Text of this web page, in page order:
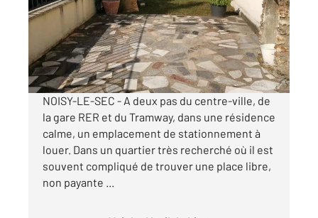
Parking à louer
60 €
par mois charges comprises
NOISY-LE-SEC - A deux pas du centre-ville, de
la gare RER et du Tramway, dans une résidence
calme, un emplacement de stationnement à
louer. Dans un quartier très recherché où il est
souvent compliqué de trouver une place libre,
non payante ...